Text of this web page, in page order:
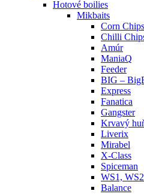
Hotové boilies
Mikbaits
Corn Chips
Chilli
Amúr
ManiaQ
Feeder
BIG –
Express
Fanatica
Gangster
Krvavý
Liverix
Mirabel
X-Class
Spiceman
WS1,
Balance